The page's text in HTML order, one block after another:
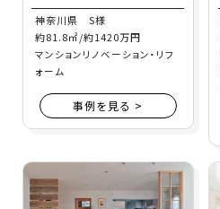
神奈川県 S様
約81.8㎡/約1420万円
マンションリノベーション・リフ
ォーム
事例を見る >